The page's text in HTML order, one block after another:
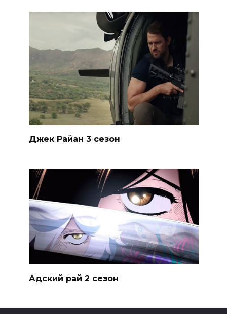
Джек Райан 3 сезон
Адский рай 2 сезон